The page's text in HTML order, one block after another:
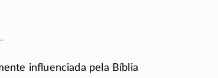
influenciada pela Bíblia